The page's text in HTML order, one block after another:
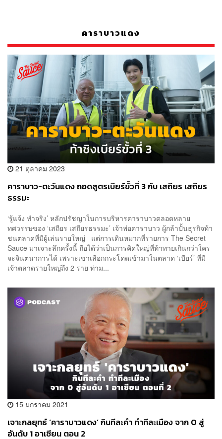
คาราบาวแดง
21 ตุลาคม 2023
คาราบาว-ตะวันแดง ถอดสูตรเบียร์ขั้วที่ 3 กับ เสถียร เสถียร
ธรรมะ
‘รู้แจ้ง ทำจริง’ หลักปรัชญาในการบริหารคาราบาวตลอดหลาย
ทศวรรษของ ‘เสถียร เสถียรธรรมะ’ เจ้าพ่อคาราบาว ผู้กล้าปั้นธุรกิจท้า
ชนตลาดที่มีผู้เล่นรายใหญ่ แต่การเดินหมากที่รายการ The Secret
Sauce มาเจาะลึกครั้งนี้ ถือได้ว่าเป็นการคิดใหญ่ที่ท้าทายเกินกว่าใคร
จะจินตนาการได้ เพราะเขาเลือกกระโดดเข้ามาในตลาด ‘เบียร์’ ที่มี
เจ้าตลาดรายใหญ่ถึง 2 ราย ท่าม...
15 มกราคม 2021
เจาะกลยุทธ์ ‘คาราบาวแดง’ กินทีละคำ ทำทีละเมือง จาก 0 สู่
อันดับ 1 อาเซียน ตอน 2